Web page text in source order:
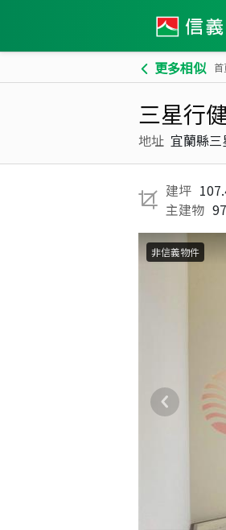
更多相似 首
三星行
地址 宜蘭縣
建坪
主建物
非信義物件